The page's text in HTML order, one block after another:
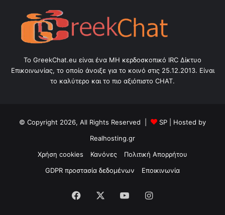
Το GreekChat.eu είναι ένα ΜΗ κερδοσκοπικό IRC Δίκτυο
Επικοινωνίας, το οποίο άνοιξε για το κοινό στις 25.12.2013. Είναι
το καλύτερο και το πιο αξιόπιστο CHAT.
© Copyright 2026, All Rights Reserved | SP | Hosted by
Realhosting.gr
Χρήση cookies
Κανόνες
Πολιτική Απορρήτου
GDPR προστασία δεδομένων
Εποικινωνία
Facebook YouTubeInstagram